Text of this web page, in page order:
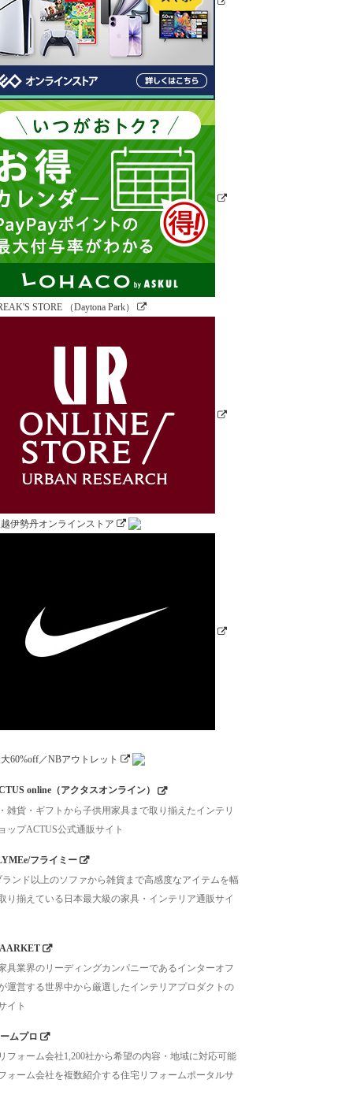
online（アクタスオンライン）
雑貨・ギフトから子供用家具まで取り揃えたインテリ
ップACTUS公式通販サイト
フライミー
ランド以上のソファから雑貨まで高感度なアイテムを幅
り揃えている日本最大級の家具・インテリア通販サイ
具業界のリーディングカンパニーであるインターオフ
運営する世界中から厳選したインテリアプロダクトの
イト
ムプロ
フォーム会社1,200社から希望の内容・地域に対応可能
ォーム会社を複数紹介する住宅リフォームポータルサ